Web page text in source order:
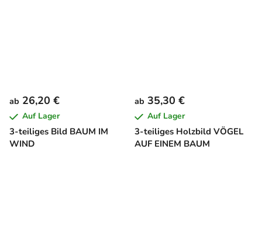
3-teiliges Bild BAUM IM
WIND
ab 26,20 €
Auf Lager
3-teiliges Holzbild VÖGEL
AUF EINEM BAUM
ab 35,30 €
Auf Lager